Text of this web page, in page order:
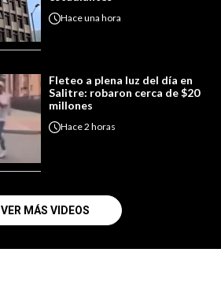
Haceuna hora
Fleteo a plena luz del día en
Salitre: robaron cerca de $20
millones
Hace2 horas
VER MÁS VIDEOS